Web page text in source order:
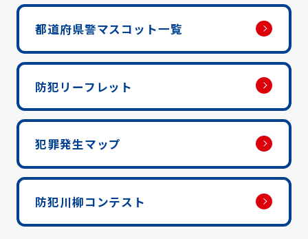
都道府県警マスコット一覧
防犯リーフレット
犯罪発生マップ
防犯川柳コンテスト